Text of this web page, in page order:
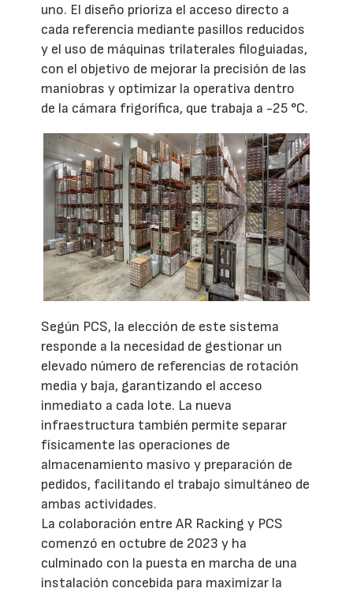
uno. El diseño prioriza el acceso directo a
cada referencia mediante pasillos reducidos
y el uso de máquinas trilaterales filoguiadas,
con el objetivo de mejorar la precisión de las
maniobras y optimizar la operativa dentro
de la cámara frigorífica, que trabaja a -25 °C.
Según PCS, la elección de este sistema
responde a la necesidad de gestionar un
elevado número de referencias de rotación
media y baja, garantizando el acceso
inmediato a cada lote. La nueva
infraestructura también permite separar
físicamente las operaciones de
almacenamiento masivo y preparación de
pedidos, facilitando el trabajo simultáneo de
ambas actividades.
La colaboración entre AR Racking y PCS
comenzó en octubre de 2023 y ha
culminado con la puesta en marcha de una
instalación concebida para maximizar la